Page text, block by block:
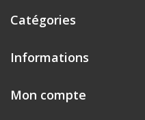
Catégories
Informations
Mon compte